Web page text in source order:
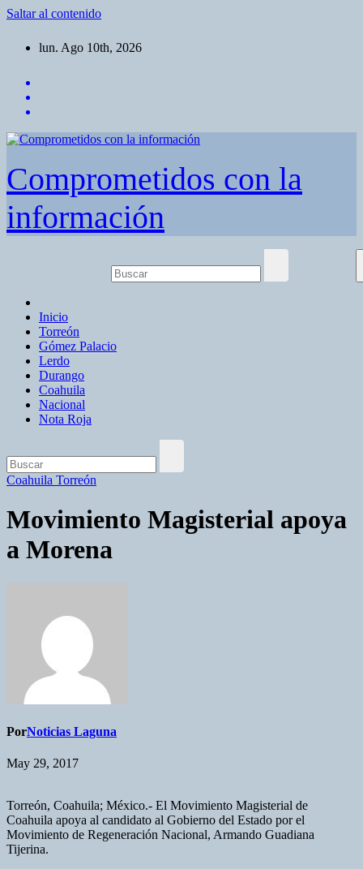
Saltar al contenido
lun. Ago 10th, 2026
Comprometidos con la
información
Inicio
Torreón
Gómez Palacio
Lerdo
Durango
Coahuila
Nacional
Nota Roja
Coahuila Torreón
Movimiento Magisterial apoya
a Morena
PorNoticias Laguna
May 29, 2017
Torreón, Coahuila; México.- El Movimiento Magisterial de
Coahuila apoya al candidato al Gobierno del Estado por el
Movimiento de Regeneración Nacional, Armando Guadiana
Tijerina.